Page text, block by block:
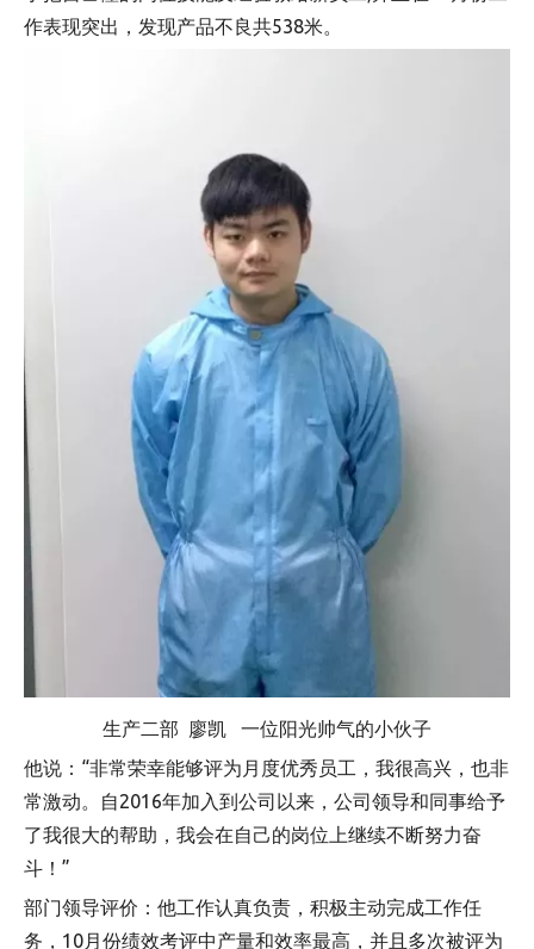
作表现突出，发现产品不良共538米。
生产二部 廖凯 一位阳光帅气的小伙子
他说：“非常荣幸能够评为月度优秀员工，我很高兴，也非
常激动。自2016年加入到公司以来，公司领导和同事给予
了我很大的帮助，我会在自己的岗位上继续不断努力奋
斗！”
部门领导评价：他工作认真负责，积极主动完成工作任
务，10月份绩效考评中产量和效率最高，并且多次被评为